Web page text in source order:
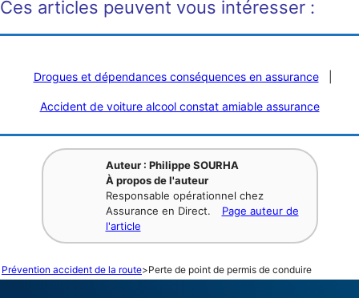
Ces articles peuvent vous intéresser :
Drogues et dépendances conséquences en assurance
Accident de voiture alcool constat amiable assurance
Auteur : Philippe SOURHA
À propos de l'auteur
Responsable opérationnel chez
Assurance en Direct.
Page auteur de
l'article
Prévention accident de la route>Perte de point de permis de conduire